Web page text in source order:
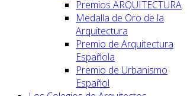
Premios ARQUITECTURA
Medalla de Oro de la
Arquitectura
Premio de Arquitectura
Española
Premio de Urbanismo
Español